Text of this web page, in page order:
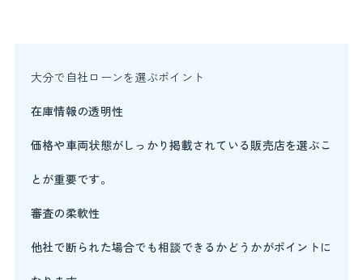
大分で自社ローンを選ぶポイント
在庫情報の透明性
価格や車両状態がしっかり掲載されている販売店を選ぶこ
とが重要です。
審査の柔軟性
他社で断られた場合でも相談できるかどうかがポイントに